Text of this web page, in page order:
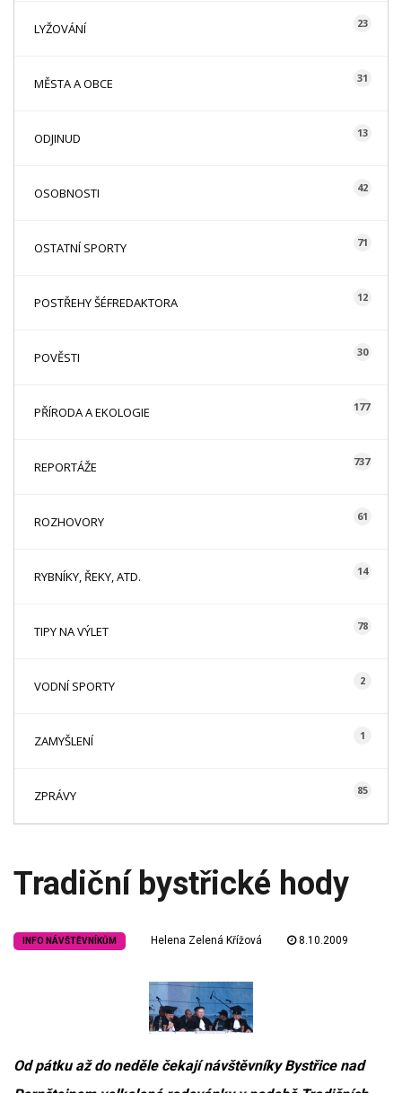
LYŽOVÁNÍ 23
MĚSTA A OBCE 31
ODJINUD 13
OSOBNOSTI 42
OSTATNÍ SPORTY 71
POSTŘEHY ŠÉFREDAKTORA 12
POVĚSTI 30
PŘÍRODA A EKOLOGIE 177
REPORTÁŽE 737
ROZHOVORY 61
RYBNÍKY, ŘEKY, ATD. 14
TIPY NA VÝLET 78
VODNÍ SPORTY 2
ZAMYŠLENÍ 1
ZPRÁVY 85
Tradiční bystřické hody
INFO NÁVŠTĚVNÍKŮM Helena Zelená Křížová 8.10.2009
Od pátku až do neděle čekají návštěvníky Bystřice nad